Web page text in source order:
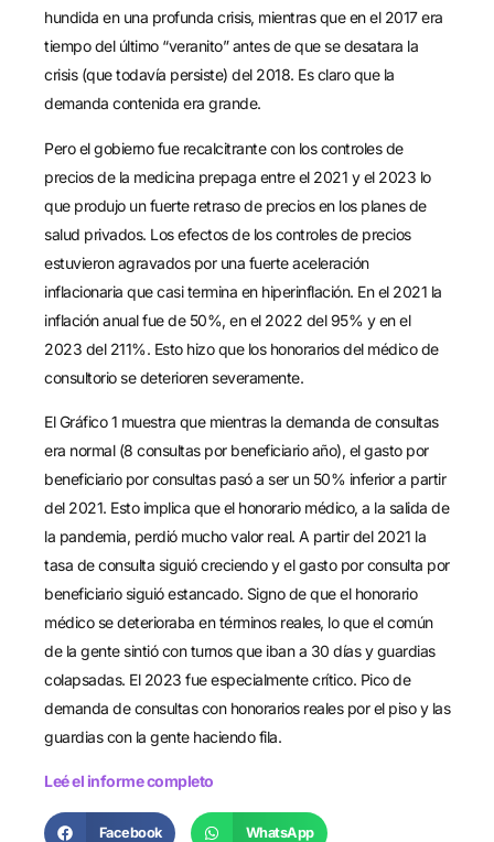
hundida en una profunda crisis, mientras que en el 2017 era
tiempo del último “veranito” antes de que se desatara la
crisis (que todavía persiste) del 2018. Es claro que la
demanda contenida era grande.
Pero el gobierno fue recalcitrante con los controles de
precios de la medicina prepaga entre el 2021 y el 2023 lo
que produjo un fuerte retraso de precios en los planes de
salud privados. Los efectos de los controles de precios
estuvieron agravados por una fuerte aceleración
inflacionaria que casi termina en hiperinflación. En el 2021 la
inflación anual fue de 50%, en el 2022 del 95% y en el
2023 del 211%. Esto hizo que los honorarios del médico de
consultorio se deterioren severamente.
El Gráfico 1 muestra que mientras la demanda de consultas
era normal (8 consultas por beneficiario año), el gasto por
beneficiario por consultas pasó a ser un 50% inferior a partir
del 2021. Esto implica que el honorario médico, a la salida de
la pandemia, perdió mucho valor real. A partir del 2021 la
tasa de consulta siguió creciendo y el gasto por consulta por
beneficiario siguió estancado. Signo de que el honorario
médico se deterioraba en términos reales, lo que el común
de la gente sintió con turnos que iban a 30 días y guardias
colapsadas. El 2023 fue especialmente crítico. Pico de
demanda de consultas con honorarios reales por el piso y las
guardias con la gente haciendo fila.
Leé el informe completo
Facebook WhatsApp